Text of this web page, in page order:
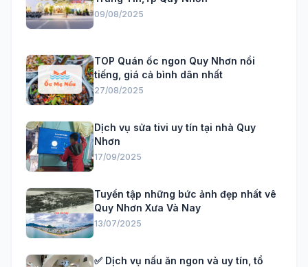
09/08/2025
TOP Quán ốc ngon Quy Nhơn nổi
tiếng, giá cả bình dân nhất
27/08/2025
Dịch vụ sửa tivi uy tín tại nhà Quy
Nhơn
17/09/2025
Tuyển tập những bức ảnh đẹp nhất vê
Quy Nhơn Xưa Và Nay
13/07/2025
✅ Dịch vụ nấu ăn ngon và uy tín, tổ